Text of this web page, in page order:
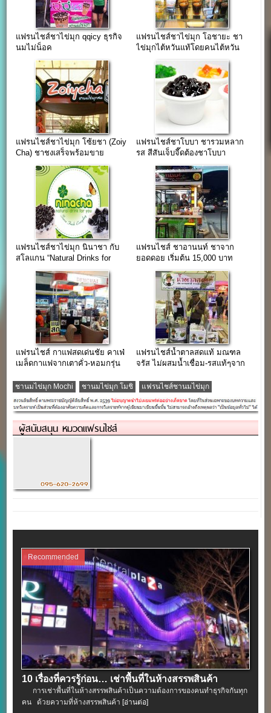
แฟรนไชส์ชาไข่มุก qqicy ธุรกิจ
นมไม่น็อค
แฟรนไชส์ชาไข่มุก โอชายะ ชา
ไข่มุกไต้หวันแท้โดยคนไต้หวัน
แฟรนไชส์ชาไข่มุก โซ้ยชา (Zoiy
Cha) ชาชงเสร็จพร้อมขาย
แฟรนไชส์ชาโบบา ชารวมหลาก
รส สีสันเจ็บจี๊ดต้องชาโบบา
แฟรนไชส์ชาไข่มุก นินาชา กับ
สโลแกน “Natural Drinks for
แฟรนไชส์ ชาอานนท์ ชาจาก
ยอดดอย เริ่มต้น 15,000 บาท
แฟรนไชส์ กาแฟสดเด่นชัย คาเฟ่
เมล็ดกาแฟจากเตาคั่ว-หอมกรุ่น
แฟรนไชส์น้ำตาลสดแท้ มณฑล
จรัส ไม่ผสมน้ำเชื่อม-รสแท้ๆจาก
ชานมไข่มุก Mochi ชานมไข่มุก โมชิ แฟรนไชส์ชานมไข่มุก
ผู้สนับสนุน หมวดแฟรนไชส์
Recommended
10 เรื่องที่ควรรู้ก่อน… เช่าพื้นที่ในห้างสรรพสินค้า
การเช่าพื้นที่ในห้างสรรพสินค้าเป็นความต้องการของคนทำธุรกิจกันทุก
คน ด้วยความที่ห้างสรรพสินค้า[อ่านต่อ]